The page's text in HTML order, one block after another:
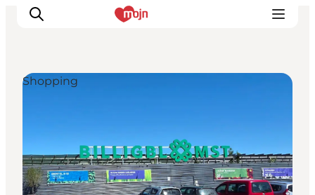
Events
Accommodaties
Shopping